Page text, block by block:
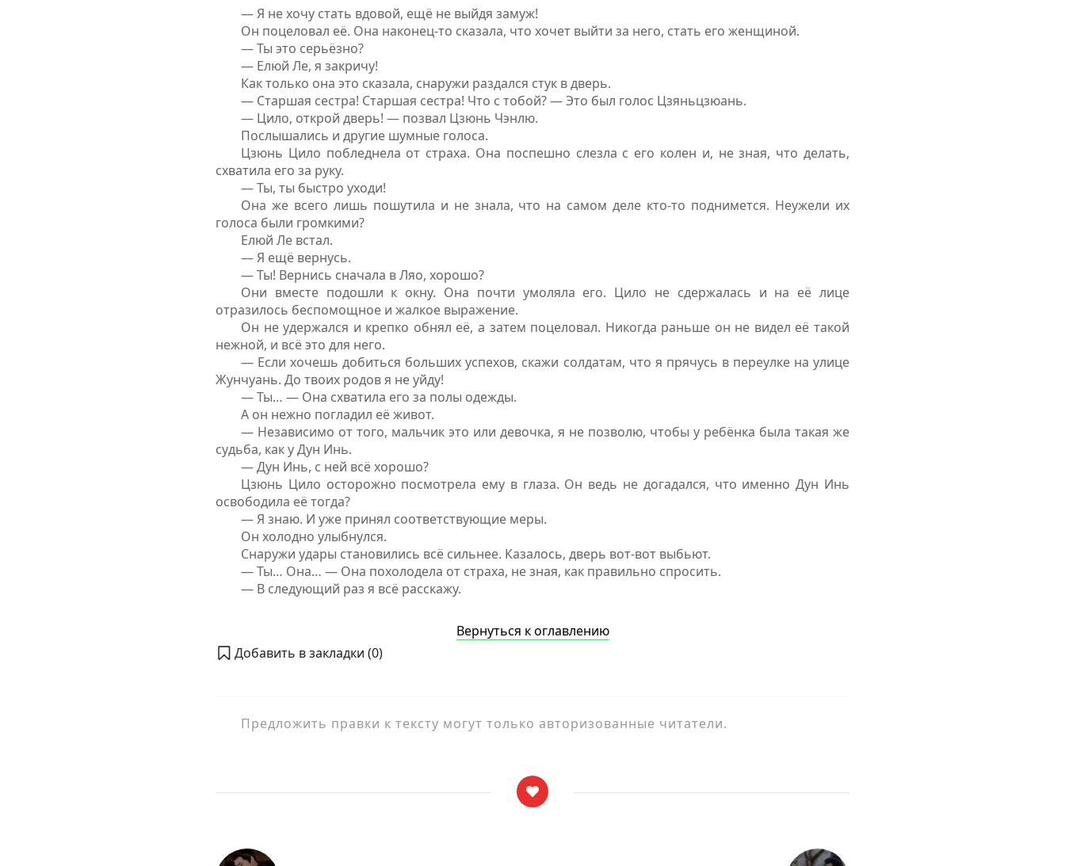
— Я не хочу стать вдовой, ещё не выйдя замуж!
Он поцеловал её. Она наконец-то сказала, что хочет выйти за него, стать его женщиной.
— Ты это серьёзно?
— Елюй Ле, я закричу!
Как только она это сказала, снаружи раздался стук в дверь.
— Старшая сестра! Старшая сестра! Что с тобой? — Это был голос Цзяньцзюань.
— Цило, открой дверь! — позвал Цзюнь Чэнлю.
Послышались и другие шумные голоса.
Цзюнь Цило побледнела от страха. Она поспешно слезла с его колен и, не зная, что делать,
схватила его за руку.
— Ты, ты быстро уходи!
Она же всего лишь пошутила и не знала, что на самом деле кто-то поднимется. Неужели их
голоса были громкими?
Елюй Ле встал.
— Я ещё вернусь.
— Ты! Вернись сначала в Ляо, хорошо?
Они вместе подошли к окну. Она почти умоляла его. Цило не сдержалась и на её лице
отразилось беспомощное и жалкое выражение.
Он не удержался и крепко обнял её, а затем поцеловал. Никогда раньше он не видел её такой
нежной, и всё это для него.
— Если хочешь добиться больших успехов, скажи солдатам, что я прячусь в переулке на улице
Жунчуань. До твоих родов я не уйду!
— Ты… — Она схватила его за полы одежды.
А он нежно погладил её живот.
— Независимо от того, мальчик это или девочка, я не позволю, чтобы у ребёнка была такая же
судьба, как у Дун Инь.
— Дун Инь, с ней всё хорошо?
Цзюнь Цило осторожно посмотрела ему в глаза. Он ведь не догадался, что именно Дун Инь
освободила её тогда?
— Я знаю. И уже принял соответствующие меры.
Он холодно улыбнулся.
Снаружи удары становились всё сильнее. Казалось, дверь вот-вот выбьют.
— Ты… Она… — Она похолодела от страха, не зная, как правильно спросить.
— В следующий раз я всё расскажу.
Вернуться к оглавлению
Добавить в закладки (0)
Предложить правки к тексту могут только авторизованные читатели.
Навигация